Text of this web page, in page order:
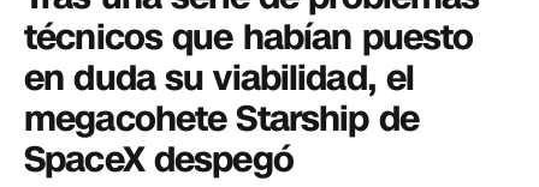
técnicos que habían puesto
en duda su viabilidad, el
megacohete Starship de
SpaceX despegó